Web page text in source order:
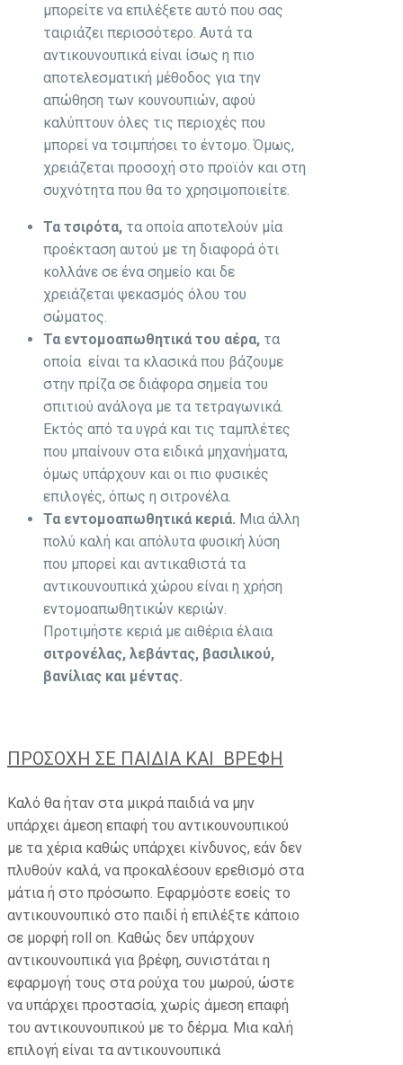
μπορείτε να επιλέξετε αυτό που σας
ταιριάζει περισσότερο. Αυτά τα
αντικουνουπικά είναι ίσως η πιο
αποτελεσματική μέθοδος για την
απώθηση των κουνουπιών, αφού
καλύπτουν όλες τις περιοχές που
μπορεί να τσιμπήσει το έντομο. Όμως,
χρειάζεται προσοχή στο προϊόν και στη
συχνότητα που θα το χρησιμοποιείτε.
Τα τσιρότα, τα οποία αποτελούν μία
προέκταση αυτού με τη διαφορά ότι
κολλάνε σε ένα σημείο και δε
χρειάζεται ψεκασμός όλου του
σώματος.
Τα εντομοαπωθητικά του αέρα, τα
οποία είναι τα κλασικά που βάζουμε
στην πρίζα σε διάφορα σημεία του
σπιτιού ανάλογα με τα τετραγωνικά.
Εκτός από τα υγρά και τις ταμπλέτες
που μπαίνουν στα ειδικά μηχανήματα,
όμως υπάρχουν και οι πιο φυσικές
επιλογές, όπως η σιτρονέλα.
Τα εντομοαπωθητικά κεριά. Μια άλλη
πολύ καλή και απόλυτα φυσική λύση
που μπορεί και αντικαθιστά τα
αντικουνουπικά χώρου είναι η χρήση
εντομοαπωθητικών κεριών.
Προτιμήστε κεριά με αιθέρια έλαια
σιτρονέλας, λεβάντας, βασιλικού,
βανίλιας και μέντας.
ΠΡΟΣΟΧΗ ΣΕ ΠΑΙΔΙΑ ΚΑΙ ΒΡΕΦΗ
Καλό θα ήταν στα μικρά παιδιά να μην
υπάρχει άμεση επαφή του αντικουνουπικού
με τα χέρια καθώς υπάρχει κίνδυνος, εάν δεν
πλυθούν καλά, να προκαλέσουν ερεθισμό στα
μάτια ή στο πρόσωπο. Εφαρμόστε εσείς το
αντικουνουπικό στο παιδί ή επιλέξτε κάποιο
σε μορφή roll on. Καθώς δεν υπάρχουν
αντικουνουπικά για βρέφη, συνιστάται η
εφαρμογή τους στα ρούχα του μωρού, ώστε
να υπάρχει προστασία, χωρίς άμεση επαφή
του αντικουνουπικού με το δέρμα. Μια καλή
επιλογή είναι τα αντικουνουπικά